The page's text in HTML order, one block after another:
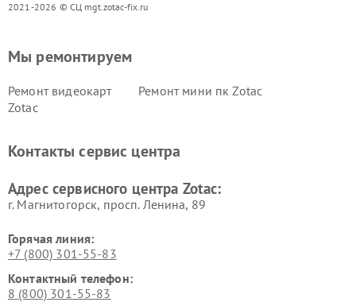
2021-2026 © СЦ mgt.zotac-fix.ru
Мы ремонтируем
Ремонт видеокарт
Zotac
Ремонт мини пк Zotac
Контакты сервис центра
Адрес сервисного центра Zotac:
г. Магнитогорск, просп. Ленина, 89
Горячая линия:
+7 (800) 301-55-83
Контактный телефон:
8 (800) 301-55-83